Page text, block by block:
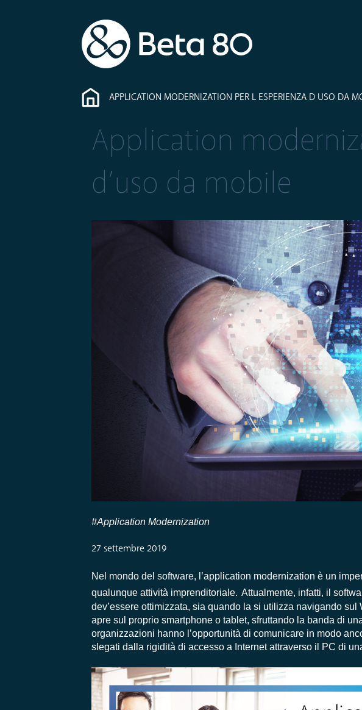
APPLICATION MODERNIZATION PER L ESPERIENZA D USO DA
Application
d’uso da mobile
#Application Modernization
27 settembre 2019
Nel mondo del software, l’application modernization è un
qualunque attività imprenditoriale. Attualmente, infatti, il
dev’essere ottimizzata, sia quando la si utilizza navigando
apre sul proprio smartphone o tablet, sfruttando la banda di
organizzazioni hanno l’opportunità di comunicare in modo
slegati dalla rigidità di accesso a Internet attraverso il PC di